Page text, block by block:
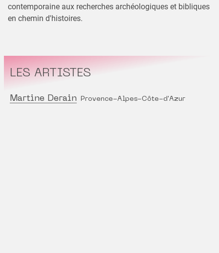
contemporaine aux recherches archéologiques et bibliques
en chemin d'histoires.
LES ARTISTES
Martine Derain Provence-Alpes-Côte-d'Azur